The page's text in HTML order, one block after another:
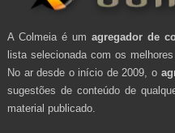
A Colmeia é um agregador de
lista selecionada com os
No ar desde o início de 2009, o
sugestões de conteúdo de
material publicado.